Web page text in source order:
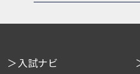
入試ナビ